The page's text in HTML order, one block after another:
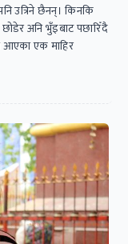
उत्रिने छैनन्। किनकि
छोडेर अनि भुँइबाट पछारिँदै
आएका एक माहिर